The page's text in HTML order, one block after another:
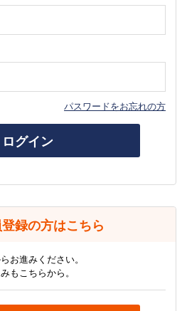
パスワードをお忘れの方
ログイン
録の方はこちら
お進みください。
もこちらから。